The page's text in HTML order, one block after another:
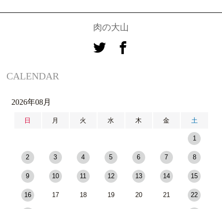
肉の大山
CALENDAR
2026年08月
日 月 火 水 木 金 土
1
2 3 4 5 6 7 8
9 10 11 12 13 14 15
16 17 18 19 20 21 22